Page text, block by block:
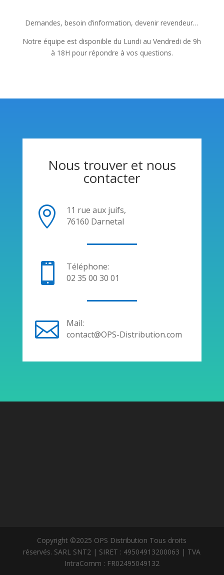
Demandes, besoin d’information, devenir revendeur…
Notre équipe est disponible du Lundi au Vendredi de 9h
à 18H pour répondre à vos questions.
Nous trouver et nous
contacter

11 rue aux juifs,
76160 Darnetal

Téléphone:
02 35 00 30 01

Mail:
contact@OPS-Distribution.com
Copyright ©2025 OPS Distribution Tous droits
réservés. SARL SNT2 | SIRET : 49504913200063 | TVA
IntraComm : FR02495049132